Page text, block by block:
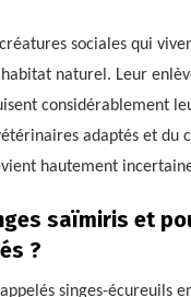
sociales qui
naturel. Leur
considérablement
adaptés et du
hautement
saïmiris et
?
singes-écureuils